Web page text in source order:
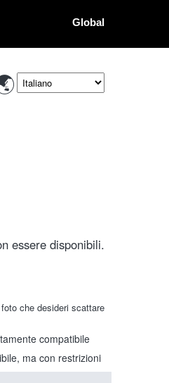
Global
essere disponibili.
che desideri scattare
compatibile
ma con restrizioni